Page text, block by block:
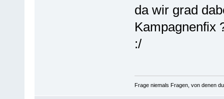
da wir grad
Kampagnenfix
:/
Frage niemals Fragen, von denen